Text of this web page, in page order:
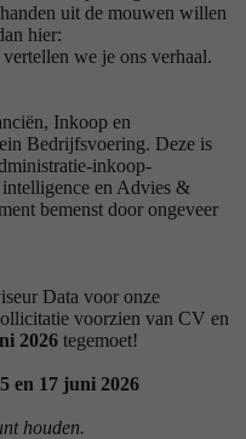
uit de mouwen willen
hier:
we je ons verhaal.
Inkoop en
Bedrijfsvoering. Deze is
inkoop-
en Advies &
bemenst door ongeveer
Data voor onze
voorzien van CV en
2026 tegemoet!
en 17 juni 2026
houden.